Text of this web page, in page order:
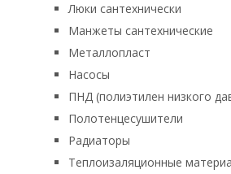
Люки сантехнически
Манжеты сантехнические
Металлопласт
Насосы
ПНД (полиэтилен низкого
Полотенцесушители
Радиаторы
Теплоизаляционные